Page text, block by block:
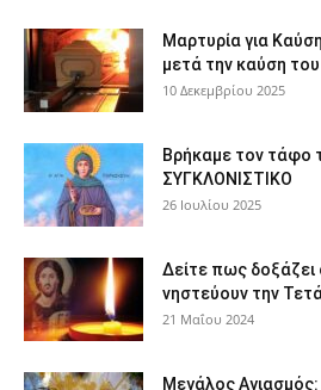
Μαρτυρία για
μετά την καύση
10 Δεκεμβρίου 2025
Βρήκαμε τον τάφο
ΣΥΓΚΛΟΝΙΣΤΙΚΟ
26 Ιουλίου 2025
Δείτε πως
νηστεύουν την
21 Μαΐου 2024
Μεγάλος